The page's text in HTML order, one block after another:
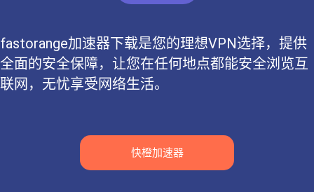
fastorange加速器下载是您的理想VPN选择，提供
全面的安全保障，让您在任何地点都能安全浏览互
联网，无忧享受网络生活。
快橙加速器